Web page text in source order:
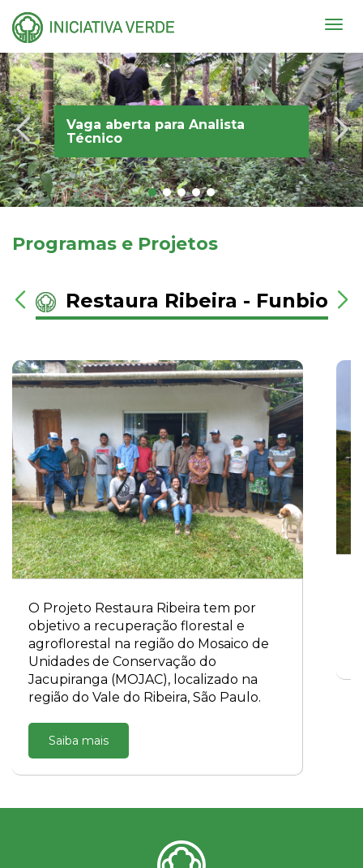
Vaga aberta para Analista
Técnico
Programas e Projetos
Restaura Ribeira - Funbio
O Projeto Restaura Ribeira tem por
objetivo a recuperação florestal e
agroflorestal na região do Mosaico de
Unidades de Conservação do
Jacupiranga (MOJAC), localizado na
região do Vale do Ribeira, São Paulo.
Saiba mais